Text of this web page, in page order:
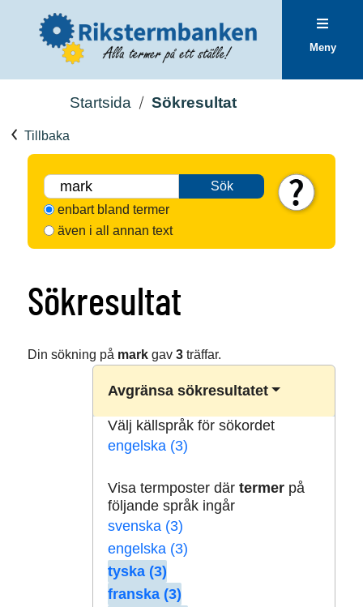
Meny
Startsida Sökresultat
Tillbaka
Sök
enbart bland termer
även i all annan text
Sökresultat
Din sökning på markgav 3träffar.
Avgränsa sökresultatet
Välj källspråk för sökordet
engelska (3)
Visa termposter där termerpå
följande språk ingår
svenska (3)
engelska (3)
tyska (3)
franska (3)